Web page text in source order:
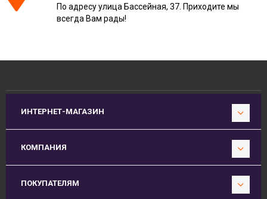
По адресу улица Бассейная, 37. Приходите мы
всегда Вам рады!
ИНТЕРНЕТ-МАГАЗИН
КОМПАНИЯ
ПОКУПАТЕЛЯМ